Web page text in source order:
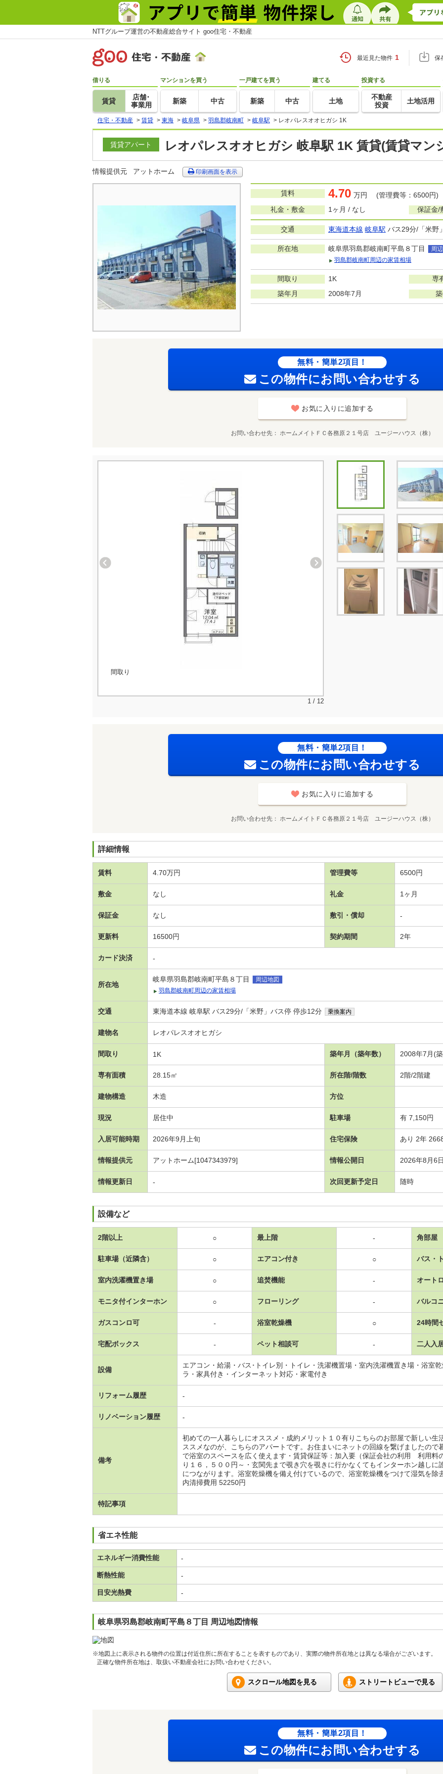
NTTグループ運営の不動産総合サイト goo住宅・不動産
最近見た物件 1 保
借りる
賃貸
店舗･
事業用
マンションを買う
新築 中古
一戸建てを買う
新築 中古
建てる
土地
投資する
不動産
投資
土地活用
住宅・不動産 > 賃貸 > 東海 > 岐阜県 > 羽島郡岐南町 > 岐阜駅 > レオパレスオオヒガシ 1K
賃貸アパート レオパレスオオヒガシ 岐阜駅 1K 賃貸(賃貸マン
情報提供元 アットホーム 印刷画面を表示
賃料 4.70 万円 (管理費等：6500円)
礼金・敷金
1ヶ月 / なし 保証金/
交通 東海道本線 岐阜駅 バス29分/「米野
所在地 岐阜県羽島郡岐南町平島８丁目
周
羽島郡岐南町周辺の家賃相場
間取り 1K 専
築年月 2008年7月
無料・簡単2項目！
この物件にお問い合わせする
お気に入りに追加する
お問い合わせ先 ホームメイトＦＣ各務原２１号店 ユージーハウス（株）
間取り
1 / 12
無料・簡単2項目！
この物件にお問い合わせする
お気に入りに追加する
お問い合わせ先 ホームメイトＦＣ各務原２１号店 ユージーハウス（株）
詳細情報
賃料 4.70万円 管理費等 6500円
敷金 なし 礼金 1ヶ月
保証金 なし 敷引・償却 -
更新料 16500円 契約期間 2年
カード決済 -
所在地
岐阜県羽島郡岐南町平島８丁目
周辺地図
羽島郡岐南町周辺の家賃相場
交通 東海道本線 岐阜駅 バス29分/「米野」バス停 停歩12分 乗換案内
建物名 レオパレスオオヒガシ
間取り 1K 築年月（築年数） 2008年7月(
専有面積 28.15㎡ 所在階/階数 2階/2階建
建物構造 木造 方位
現況 居住中 駐車場 有 7,150円
入居可能時期 2026年9月上旬 住宅保険 あり 2年
情報提供元 アットホーム[1047343979] 情報公開日 2026年8月6日
情報更新日 - 次回更新予定日 随時
設備など
2階以上 ○ 最上階 - 角部屋
駐車場（近隣含） ○ エアコン付き ○ バス・
室内洗濯機置き場 ○ 追焚機能 - オート
モニタ付インターホン ○ フローリング - バルコ
ガスコンロ可 - 浴室乾燥機 ○ 24時間
宅配ボックス - ペット相談可 - 二人入
設備
エアコン・給湯・バス･トイレ別・トイレ・洗濯機置場・室内洗濯機置き場・浴室
ラ・家具付き・インターネット対応・家電付き
リフォーム履歴 -
リノベーション履歴 -
備考
初めての一人暮らしにオススメ・成約メリット１０有りこちらのお部屋で新しい生
ススメなのが、こちらのアパートです。お住まいにネットの回線を繋げましたの
で浴室のスペースを広く使えます・賃貸保証等：加入要（保証会社の利用 利用料
り１６，５００円～・玄関先まで覗き穴を覗きに行かなくてもインターホン越し
につながります。浴室乾燥機を備え付けているので、浴室乾燥機をつけて湿気を除
内清掃費用 52250円
特記事項
省エネ性能
エネルギー消費性能 -
断熱性能 -
目安光熱費 -
岐阜県羽島郡岐南町平島８丁目 周辺地図情報
※地図上に表示される物件の位置は付近住所に所在することを表すものであり、実際の物件所在地とは異なる場合がございます。
正確な物件所在地は、取扱い不動産会社にお問い合わせください。
スクロール地図を見る ストリートビューで見る
無料・簡単2項目！
この物件にお問い合わせする